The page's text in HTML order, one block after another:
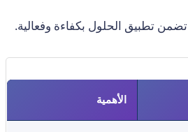
تضمن تطبيق الحلول بكفاءة وفعالية.
الأهمية